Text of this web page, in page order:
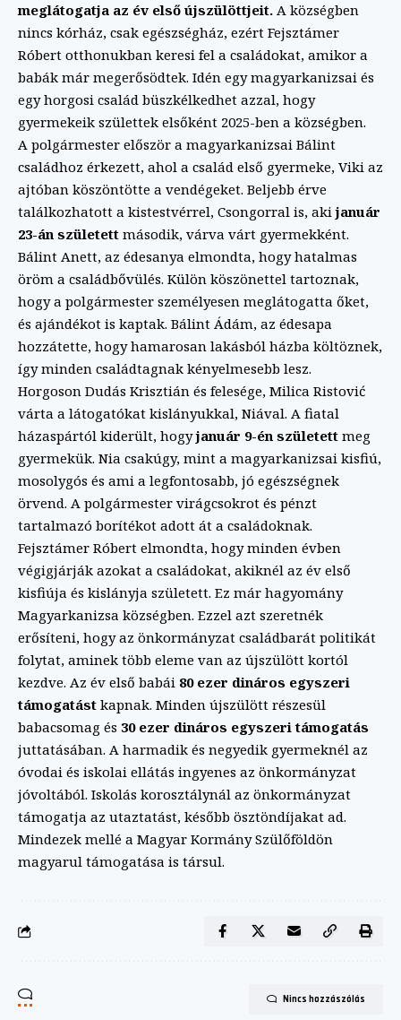
meglátogatja az év első újszülöttjeit. A községben
nincs kórház, csak egészségház, ezért Fejsztámer
Róbert otthonukban keresi fel a családokat, amikor a
babák már megerősödtek. Idén egy magyarkanizsai és
egy horgosi család büszkélkedhet azzal, hogy
gyermekeik születtek elsőként 2025-ben a községben.
A polgármester először a magyarkanizsai Bálint
családhoz érkezett, ahol a család első gyermeke, Viki az
ajtóban köszöntötte a vendégeket. Beljebb érve
találkozhatott a kistestvérrel, Csongorral is, akijanuár
23-án született második, várva várt gyermekként.
Bálint Anett, az édesanya elmondta, hogy hatalmas
öröm a családbővülés. Külön köszönettel tartoznak,
hogy a polgármester személyesen meglátogatta őket,
és ajándékot is kaptak. Bálint Ádám, az édesapa
hozzátette, hogy hamarosan lakásból házba költöznek,
így minden családtagnak kényelmesebb lesz.
Horgoson Dudás Krisztián és felesége, Milica Ristović
várta a látogatókat kislányukkal, Niával. A fiatal
házaspártól kiderült, hogyjanuár 9-én született meg
gyermekük. Nia csakúgy, mint a magyarkanizsai kisfiú,
mosolygós és ami a legfontosabb, jó egészségnek
örvend. A polgármester virágcsokrot és pénzt
tartalmazó borítékot adott át a családoknak.
Fejsztámer Róbert elmondta, hogy minden évben
végigjárják azokat a családokat, akiknél az év első
kisfiúja és kislányja született. Ez már hagyomány
Magyarkanizsa községben. Ezzel azt szeretnék
erősíteni, hogy az önkormányzat családbarát politikát
folytat, aminek több eleme van az újszülött kortól
kezdve. Az év első babái 80 ezer dináros egyszeri
támogatást kapnak. Minden újszülött részesül
babacsomag és 30 ezer dináros egyszeri támogatás
juttatásában. A harmadik és negyedik gyermeknél az
óvodai és iskolai ellátás ingyenes az önkormányzat
jóvoltából. Iskolás korosztálynál az önkormányzat
támogatja az utaztatást, később ösztöndíjakat ad.
Mindezek mellé a Magyar Kormány Szülőföldön
magyarul támogatása is társul.
Nincs hozzászólás